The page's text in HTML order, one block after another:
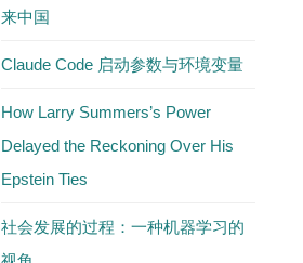
来中国
Claude Code 启动参数与环境变量
How Larry Summers’s Power
Delayed the Reckoning Over His
Epstein Ties
社会发展的过程：一种机器学习的